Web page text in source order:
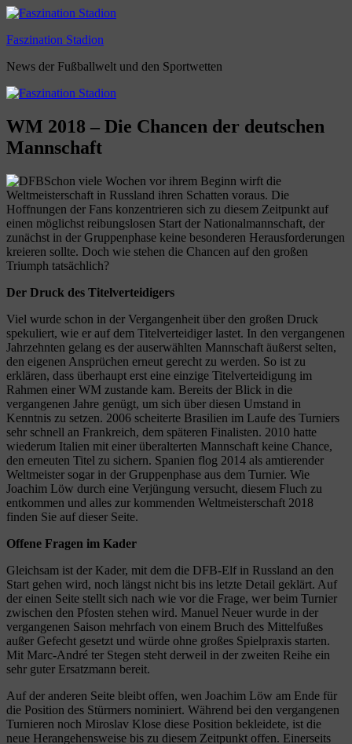
Zum
springen
Faszination Stadion
News der Fußballwelt und den Sportwetten
WM 2018 – Die Chancen der deutschen
Mannschaft
Schon viele Wochen vor ihrem Beginn wirft die
Weltmeisterschaft in Russland ihren Schatten voraus. Die
Hoffnungen der Fans konzentrieren sich zu diesem Zeitpunkt auf
einen möglichst reibungslosen Start der Nationalmannschaft, der
zunächst in der Gruppenphase keine besonderen Herausforderungen
kreieren sollte. Doch wie stehen die Chancen auf den großen
Triumph tatsächlich?
Der Druck des Titelverteidigers
Viel wurde schon in der Vergangenheit über den großen Druck
spekuliert, wie er auf dem Titelverteidiger lastet. In den vergangenen
Jahrzehnten gelang es der auserwählten Mannschaft äußerst selten,
den eigenen Ansprüchen erneut gerecht zu werden. So ist zu
erklären, dass überhaupt erst eine einzige Titelverteidigung im
Rahmen einer WM zustande kam. Bereits der Blick in die
vergangenen Jahre genügt, um sich über diesen Umstand in
Kenntnis zu setzen. 2006 scheiterte Brasilien im Laufe des Turniers
sehr schnell an Frankreich, dem späteren Finalisten. 2010 hatte
wiederum Italien mit einer überalterten Mannschaft keine Chance,
den erneuten Titel zu sichern. Spanien flog 2014 als amtierender
Weltmeister sogar in der Gruppenphase aus dem Turnier. Wie
Joachim Löw durch eine Verjüngung versucht, diesem Fluch zu
entkommen und alles zur kommenden Weltmeisterschaft 2018
finden Sie auf dieser Seite.
Offene Fragen im Kader
Gleichsam ist der Kader, mit dem die DFB-Elf in Russland an den
Start gehen wird, noch längst nicht bis ins letzte Detail geklärt. Auf
der einen Seite stellt sich nach wie vor die Frage, wer beim Turnier
zwischen den Pfosten stehen wird. Manuel Neuer wurde in der
vergangenen Saison mehrfach von einem Bruch des Mittelfußes
außer Gefecht gesetzt und würde ohne großes Spielpraxis starten.
Mit Marc-André ter Stegen steht derweil in der zweiten Reihe ein
sehr guter Ersatzmann bereit.
Auf der anderen Seite bleibt offen, wen Joachim Löw am Ende für
die Position des Stürmers nominiert. Während bei den vergangenen
Turnieren noch Miroslav Klose diese Position bekleidete, ist die
neue Herangehensweise bis zu diesem Zeitpunkt offen. Einerseits